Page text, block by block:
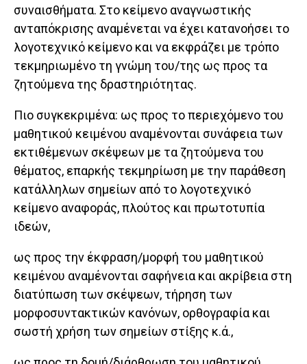
συναισθήματα. Στο κείμενο αναγνωστικής
ανταπόκρισης αναμένεται να έχει κατανοήσει το
λογοτεχνικό κείμενο και να εκφράζει με τρόπο
τεκμηριωμένο τη γνώμη του/της ως προς τα
ζητούμενα της δραστηριότητας.
Πιο συγκεκριμένα: ως προς το περιεχόμενο του
μαθητικού κειμένου αναμένονται συνάφεια των
εκτιθέμενων σκέψεων με τα ζητούμενα του
θέματος, επαρκής τεκμηρίωση με την παράθεση
κατάλληλων σημείων από το λογοτεχνικό
κείμενο αναφοράς, πλούτος και πρωτοτυπία
ιδεών,
ως προς την έκφραση/μορφή του μαθητικού
κειμένου αναμένονται σαφήνεια και ακρίβεια στη
διατύπωση των σκέψεων, τήρηση των
μορφοσυντακτικών κανόνων, ορθογραφία και
σωστή χρήση των σημείων στίξης κ.ά.,